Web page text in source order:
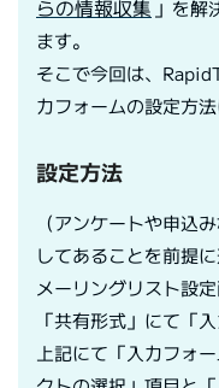
らの情報収集 」を解
ます。
そこで今回は、
力フォームの設定方
設定方法
（アンケートや申込
してあることを前提に
メーリングリスト設
「共有形式」にて「
上記にて「入力フォ